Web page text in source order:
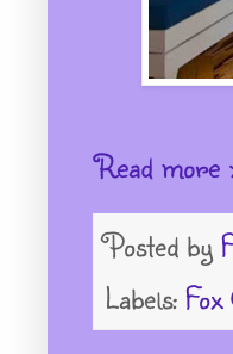
Read more
Posted by
Labels: